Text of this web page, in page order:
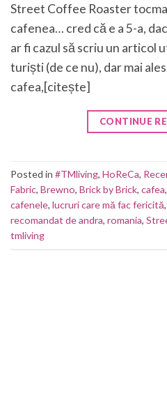
Street Coffee Roaster
cafenea… cred că e a 5-a,
ar fi cazul să scriu un articol
turiști (de ce nu), dar mai
cafea,[citește]
CONTINUE
Posted in #TMliving, HoReCa,
Fabric, Brewno, Brick by Brick, cafea,
cafenele, lucruri care mă fac fericită,
recomandat de andra, romania,
tmliving